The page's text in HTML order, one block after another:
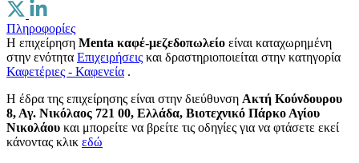
Πληροφορίες
Η επιχείρηση Menta καφέ-μεζεδοπωλείο είναι καταχωρημένη
στην ενότητα Επιχειρήσεις και δραστηριοποιείται στην κατηγορία
Καφετέριες - Καφενεία .
H έδρα της επιχείρησης είναι στην διεύθυνση Ακτή Κούνδουρου
8, Αγ. Νικόλαος 721 00, Ελλάδα, Βιοτεχνικό Πάρκο Αγίου
Νικολάου και μπορείτε να βρείτε τις οδηγίες για να φτάσετε εκεί
κάνοντας κλικ εδώ